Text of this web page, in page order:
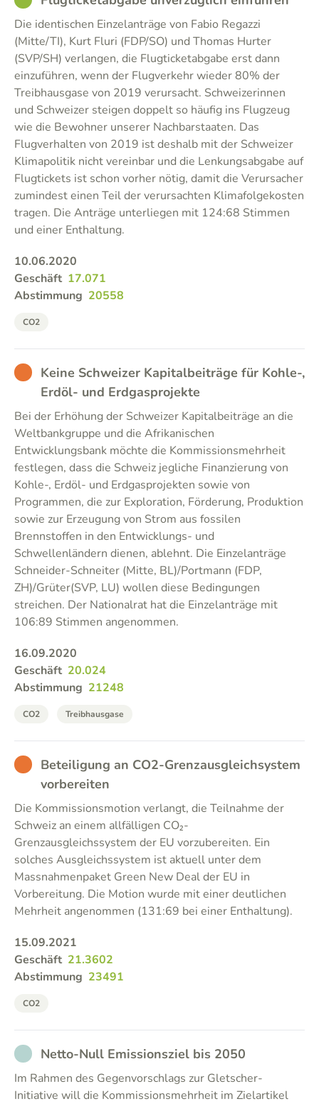
Die identischen Einzelanträge von Fabio Regazzi
(Mitte/TI), Kurt Fluri (FDP/SO) und Thomas Hurter
(SVP/SH) verlangen, die Flugticketabgabe erst dann
einzuführen, wenn der Flugverkehr wieder 80% der
Treibhausgase von 2019 verursacht. Schweizerinnen
und Schweizer steigen doppelt so häufig ins Flugzeug
wie die Bewohner unserer Nachbarstaaten. Das
Flugverhalten von 2019 ist deshalb mit der Schweizer
Klimapolitik nicht vereinbar und die Lenkungsabgabe auf
Flugtickets ist schon vorher nötig, damit die Verursacher
zumindest einen Teil der verursachten Klimafolgekosten
tragen. Die Anträge unterliegen mit 124:68 Stimmen
und einer Enthaltung.
10.06.2020
Geschäft 17.071
Abstimmung 20558
CO2
BAD Keine Schweizer Kapitalbeiträge für Kohle-,
Erdöl- und Erdgasprojekte
Bei der Erhöhung der Schweizer Kapitalbeiträge an die
Weltbankgruppe und die Afrikanischen
Entwicklungsbank möchte die Kommissionsmehrheit
festlegen, dass die Schweiz jegliche Finanzierung von
Kohle-, Erdöl- und Erdgasprojekten sowie von
Programmen, die zur Exploration, Förderung, Produktion
sowie zur Erzeugung von Strom aus fossilen
Brennstoffen in den Entwicklungs- und
Schwellenländern dienen, ablehnt. Die Einzelanträge
Schneider-Schneiter (Mitte, BL)/Portmann (FDP,
ZH)/Grüter(SVP, LU) wollen diese Bedingungen
streichen. Der Nationalrat hat die Einzelanträge mit
106:89 Stimmen angenommen.
16.09.2020
Geschäft 20.024
Abstimmung 21248
CO2 Treibhausgase
BAD Beteiligung an CO2-Grenzausgleichsystem
vorbereiten
Die Kommissionsmotion verlangt, die Teilnahme der
Schweiz an einem allfälligen CO₂-
Grenzausgleichssystem der EU vorzubereiten. Ein
solches Ausgleichssystem ist aktuell unter dem
Massnahmenpaket Green New Deal der EU in
Vorbereitung. Die Motion wurde mit einer deutlichen
Mehrheit angenommen (131:69 bei einer Enthaltung).
15.09.2021
Geschäft 21.3602
Abstimmung 23491
CO2
NOT_PARTICIPATED
Netto-Null Emissionsziel bis 2050
Im Rahmen des Gegenvorschlags zur Gletscher-
Initiative will die Kommissionsmehrheit im Zielartikel